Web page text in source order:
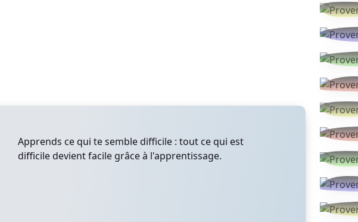
Apprends ce qui te semble difficile : tout ce qui est
difficile devient facile grâce à l'apprentissage.